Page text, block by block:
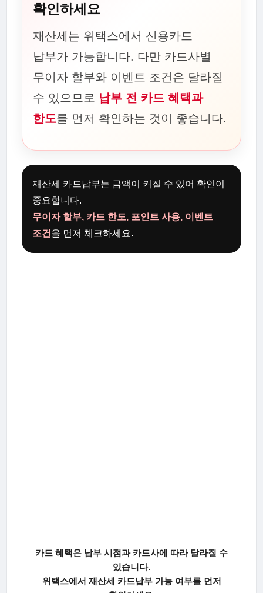
확인하세요
재산세는 위택스에서 신용카드
납부가 가능합니다. 다만 카드사별
무이자 할부와 이벤트 조건은 달라질
수 있으므로 납부 전 카드 혜택과
한도를 먼저 확인하는 것이 좋습니다.
재산세 카드납부는 금액이 커질 수 있어 확인이
중요합니다.
무이자 할부, 카드 한도, 포인트 사용, 이벤트
조건 을 먼저 체크하세요.
카드 혜택은 납부 시점과 카드사에 따라 달라질 수
있습니다.
위택스에서 재산세 카드납부 가능 여부를 먼저